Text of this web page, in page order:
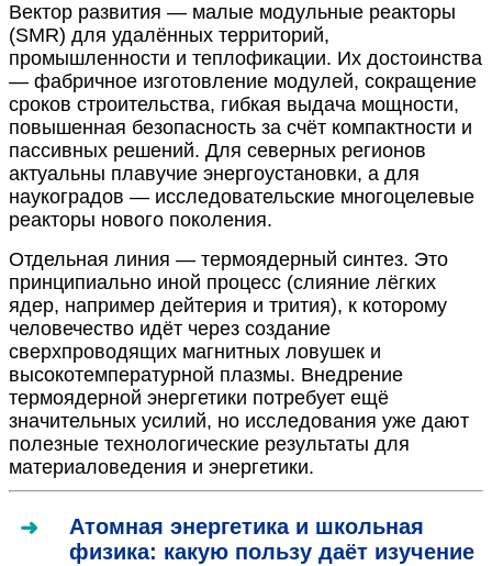
Вектор развития — малые модульные реакторы
(SMR) для удалённых территорий,
промышленности и теплофикации. Их достоинства
— фабричное изготовление модулей, сокращение
сроков строительства, гибкая выдача мощности,
повышенная безопасность за счёт компактности и
пассивных решений. Для северных регионов
актуальны плавучие энергоустановки, а для
наукоградов — исследовательские многоцелевые
реакторы нового поколения.
Отдельная линия — термоядерный синтез. Это
принципиально иной процесс (слияние лёгких
ядер, например дейтерия и трития), к которому
человечество идёт через создание
сверхпроводящих магнитных ловушек и
высокотемпературной плазмы. Внедрение
термоядерной энергетики потребует ещё
значительных усилий, но исследования уже дают
полезные технологические результаты для
материаловедения и энергетики.
Атомная энергетика и школьная
физика: какую пользу даёт изучение